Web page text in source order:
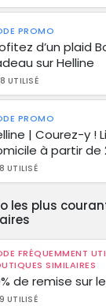
PROMO
d’un plaid
sur Helline
UTILISÉ
PROMO
| Courez-y !
à partir de
UTILISÉ
les plus
FRÉQUEMMENT
SIMILAIRES
de remise sur
UTILISÉ